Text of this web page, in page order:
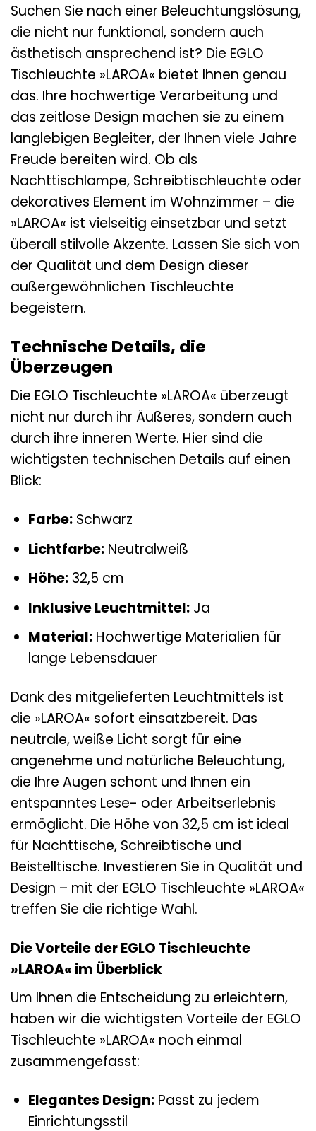
Suchen Sie nach einer Beleuchtungslösung,
die nicht nur funktional, sondern auch
ästhetisch ansprechend ist? Die EGLO
Tischleuchte »LAROA« bietet Ihnen genau
das. Ihre hochwertige Verarbeitung und
das zeitlose Design machen sie zu einem
langlebigen Begleiter, der Ihnen viele Jahre
Freude bereiten wird. Ob als
Nachttischlampe, Schreibtischleuchte oder
dekoratives Element im Wohnzimmer – die
»LAROA« ist vielseitig einsetzbar und setzt
überall stilvolle Akzente. Lassen Sie sich von
der Qualität und dem Design dieser
außergewöhnlichen Tischleuchte
begeistern.
Technische Details, die
Überzeugen
Die EGLO Tischleuchte »LAROA« überzeugt
nicht nur durch ihr Äußeres, sondern auch
durch ihre inneren Werte. Hier sind die
wichtigsten technischen Details auf einen
Blick:
Farbe:Schwarz
Lichtfarbe:Neutralweiß
Höhe:32,5 cm
Inklusive Leuchtmittel:Ja
Material:Hochwertige Materialien für
lange Lebensdauer
Dank des mitgelieferten Leuchtmittels ist
die »LAROA« sofort einsatzbereit. Das
neutrale, weiße Licht sorgt für eine
angenehme und natürliche Beleuchtung,
die Ihre Augen schont und Ihnen ein
entspanntes Lese- oder Arbeitserlebnis
ermöglicht. Die Höhe von 32,5 cm ist ideal
für Nachttische, Schreibtische und
Beistelltische. Investieren Sie in Qualität und
Design – mit der EGLO Tischleuchte »LAROA«
treffen Sie die richtige Wahl.
Die Vorteile der EGLO Tischleuchte
»LAROA« im Überblick
Um Ihnen die Entscheidung zu erleichtern,
haben wir die wichtigsten Vorteile der EGLO
Tischleuchte »LAROA« noch einmal
zusammengefasst:
Elegantes Design:Passt zu jedem
Einrichtungsstil